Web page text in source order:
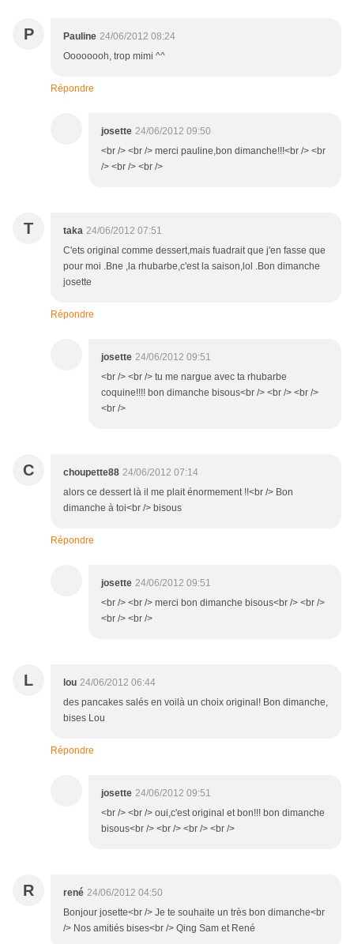
P Pauline 24/06/2012 08:24
Oooooooh, trop mimi ^^
Répondre
josette 24/06/2012 09:50
<br /> <br /> merci pauline,bon dimanche!!!<br /> <br
/> <br /> <br />
T taka 24/06/2012 07:51
C'ets original comme dessert,mais fuadrait que j'en fasse que
pour moi .Bne ,la rhubarbe,c'est la saison,lol .Bon dimanche
josette
Répondre
josette 24/06/2012 09:51
<br /> <br /> tu me nargue avec ta rhubarbe
coquine!!!! bon dimanche bisous<br /> <br /> <br />
<br />
C choupette88 24/06/2012 07:14
alors ce dessert là il me plait énormement !!<br /> Bon
dimanche à toi<br /> bisous
Répondre
josette 24/06/2012 09:51
<br /> <br /> merci bon dimanche bisous<br /> <br />
<br /> <br />
L lou 24/06/2012 06:44
des pancakes salés en voilà un choix original! Bon dimanche,
bises Lou
Répondre
josette 24/06/2012 09:51
<br /> <br /> oui,c'est original et bon!!! bon dimanche
bisous<br /> <br /> <br /> <br />
R rené 24/06/2012 04:50
Bonjour josette<br /> Je te souhaite un très bon dimanche<br
/> Nos amitiés bises<br /> Qing Sam et René